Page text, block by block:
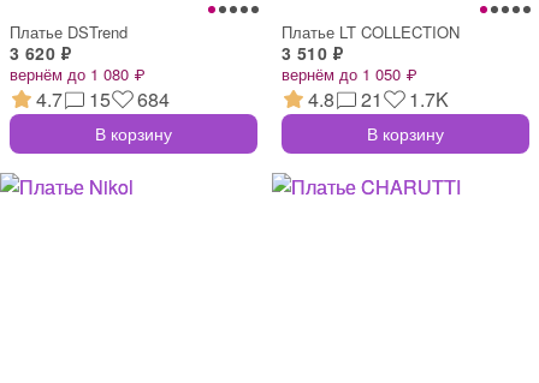
Платье DSTrend
3 620 ₽
вернём до 1 080 ₽
4.7 15 684
В корзину
Платье LT COLLECTION
3 510 ₽
вернём до 1 050 ₽
4.8 21 1.7K
В корзину